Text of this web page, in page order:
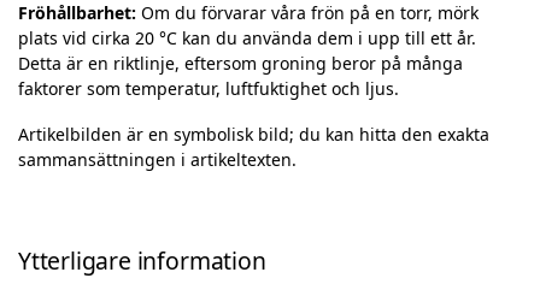
Fröhållbarhet: Om du förvarar våra frön på en torr, mörk
plats vid cirka 20 °C kan du använda dem i upp till ett år.
Detta är en riktlinje, eftersom groning beror på många
faktorer som temperatur, luftfuktighet och ljus.
Artikelbilden är en symbolisk bild; du kan hitta den exakta
sammansättningen i artikeltexten.
Ytterligare information